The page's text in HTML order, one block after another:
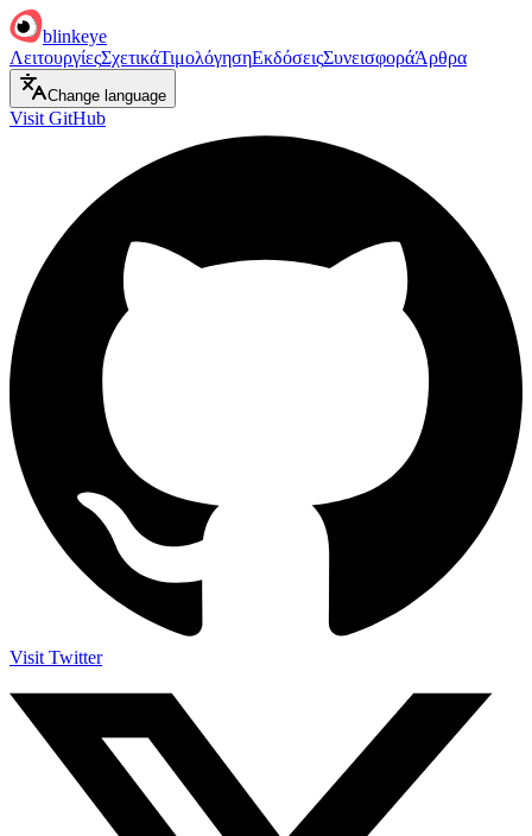
blinkeye
ΛειτουργίεςΣχετικάΤιμολόγησηΕκδόσειςΣυνεισφοράΆρθρα
Change language
Visit GitHub
Visit Twitter